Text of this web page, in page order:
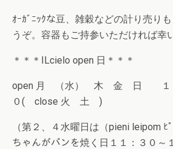
ｵｰｶﾞﾆｯｸな豆、雑穀などの計り売り
うぞ。容器もご持参いただければ幸
＊＊＊ILcielo open 日＊＊＊
open 月 （水） 木 金 日 １１
０( close 火 土 )
（第２、４水曜日は（pieni leipom
ちゃんがパンを焼く日１１：３０～